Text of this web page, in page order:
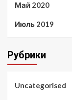
Май 2020
Июль 2019
Рубрики
Uncategorised